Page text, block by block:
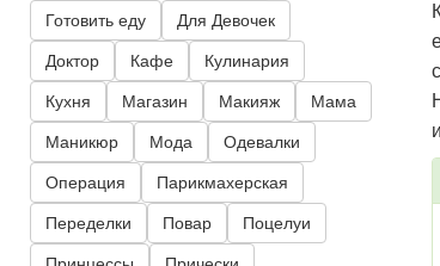
Готовить еду Для Девочек
Доктор Кафе Кулинария
Кухня Магазин Макияж Мама
Маникюр Мода Одевалки
Операция Парикмахерская
Переделки Повар Поцелуи